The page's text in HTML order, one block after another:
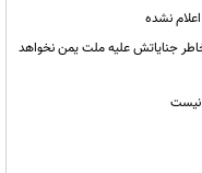
نشده
جنایاتش علیه ملت یمن نخواهد
نیست